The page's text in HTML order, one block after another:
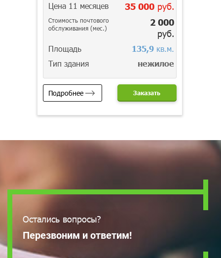
Цена 11 месяцев 35 000руб.
Стоимость почтового
обслуживания (мес.)
2 000
руб.
Площадь 135,9кв.м.
Тип здания
нежилое
Подробнее Заказать
Остались вопросы?
Перезвоним и ответим!